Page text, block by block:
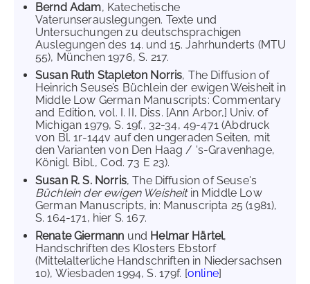
Bernd Adam, Katechetische
Vaterunserauslegungen. Texte und
Untersuchungen zu deutschsprachigen
Auslegungen des 14. und 15. Jahrhunderts (MTU
55), München 1976, S. 217.
Susan Ruth Stapleton Norris, The Diffusion of
Heinrich Seuse’s Büchlein der ewigen Weisheit in
Middle Low German Manuscripts: Commentary
and Edition, vol. I. II, Diss. [Ann Arbor,] Univ. of
Michigan 1979, S. 19f., 32-34, 49-471 (Abdruck
von Bl. 1r-144v auf den ungeraden Seiten, mit
den Varianten von Den Haag / 's-Gravenhage,
Königl. Bibl., Cod. 73 E 23).
Susan R. S. Norris, The Diffusion of Seuse's
Büchlein der ewigen Weisheitin Middle Low
German Manuscripts, in: Manuscripta 25 (1981),
S. 164-171, hier S. 167.
Renate Giermann und Helmar Härtel,
Handschriften des Klosters Ebstorf
(Mittelalterliche Handschriften in Niedersachsen
10), Wiesbaden 1994, S. 179f. [online]